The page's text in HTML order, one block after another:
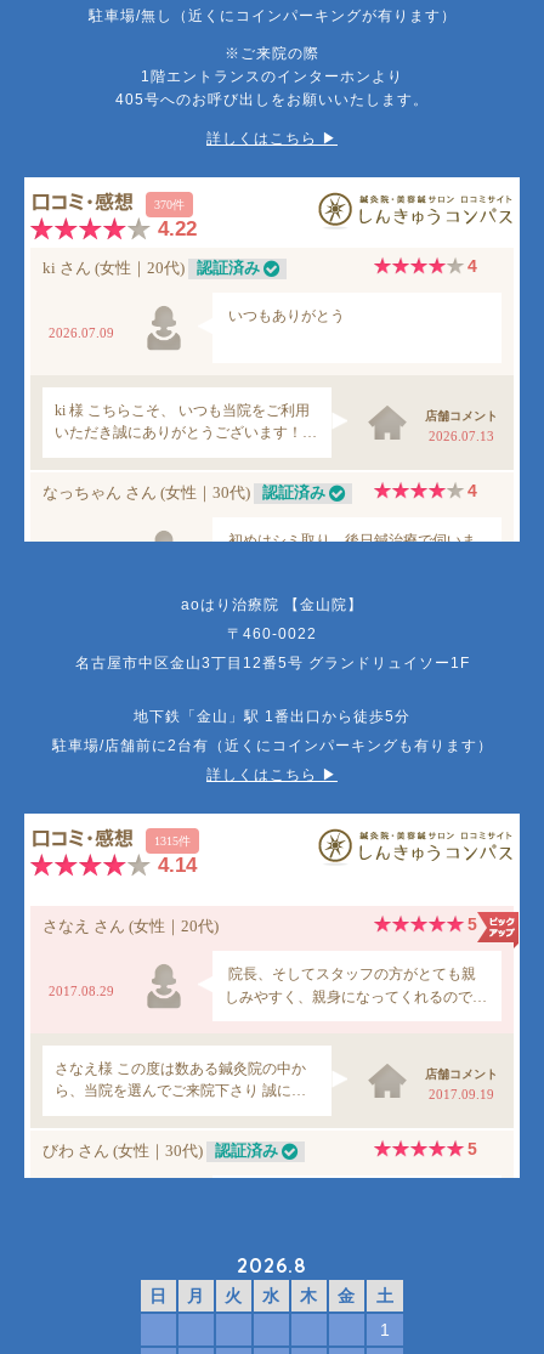
駐車場/無し（近くにコインパーキングが有ります）
※ご来院の際
1階エントランスのインターホンより
405号へのお呼び出しをお願いいたします。
詳しくはこちら ▶︎
aoはり治療院 【金山院】
〒460-0022
名古屋市中区金山3丁目12番5号 グランドリュイソー1F
地下鉄「金山」駅 1番出口から徒歩5分
駐車場/店舗前に2台有（近くにコインパーキングも有ります）
詳しくはこちら ▶︎
2026.8
日 月 火 水 木 金
土
1